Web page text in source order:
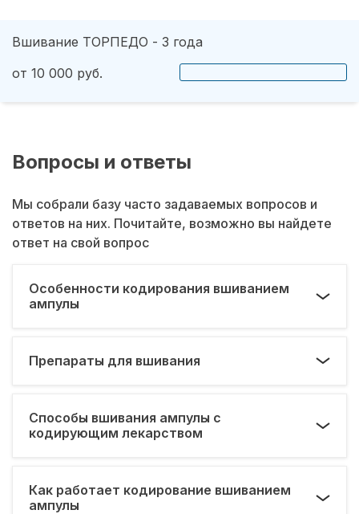
Вшивание ТОРПЕДО - 3 года
от 10 000 руб.
Вопросы и ответы
Мы собрали базу часто задаваемых вопросов и
ответов на них. Почитайте, возможно вы найдете
ответ на свой вопрос
Особенности кодирования вшиванием
ампулы
Препараты для вшивания
Способы вшивания ампулы с
кодирующим лекарством
Как работает кодирование вшиванием
ампулы